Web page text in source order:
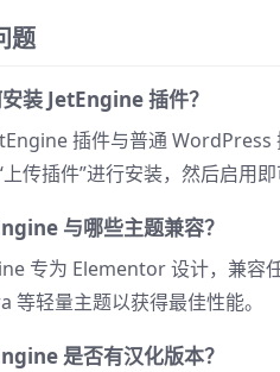
题
装 JetEngine 插件？
插件与普通 WordPress
上传插件”进行安装，然后启用
与哪些主题兼容？
专为 Elementor 设计，兼
等轻量主题以获得最佳性能。
是否有汉化版本？